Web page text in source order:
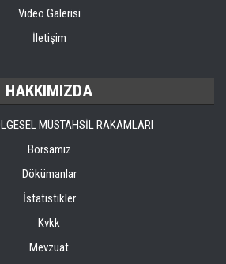
Video Galerisi
İletişim
HAKKIMIZDA
MÜSTAHSİL RAKAMLARI
Borsamız
Dökümanlar
İstatistikler
Kvkk
Mevzuat